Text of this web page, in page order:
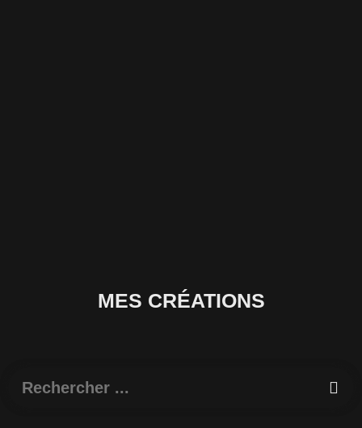
MES CRÉATIONS
Rechercher